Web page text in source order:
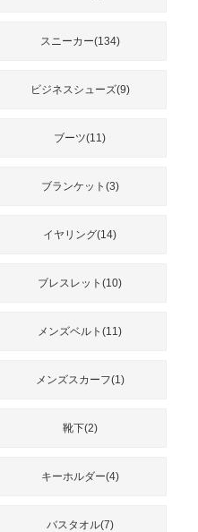
スニーカー(134)
ビジネスシューズ(9)
ブーツ(11)
ブランケット(3)
イヤリング(14)
ブレスレット(10)
メンズベルト(11)
メンズスカーフ(1)
靴下(2)
キーホルダー(4)
バスタオル(7)